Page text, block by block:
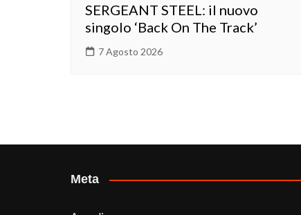
SERGEANT STEEL: il nuovo
singolo ‘Back On The Track’
7 Agosto 2026
Meta